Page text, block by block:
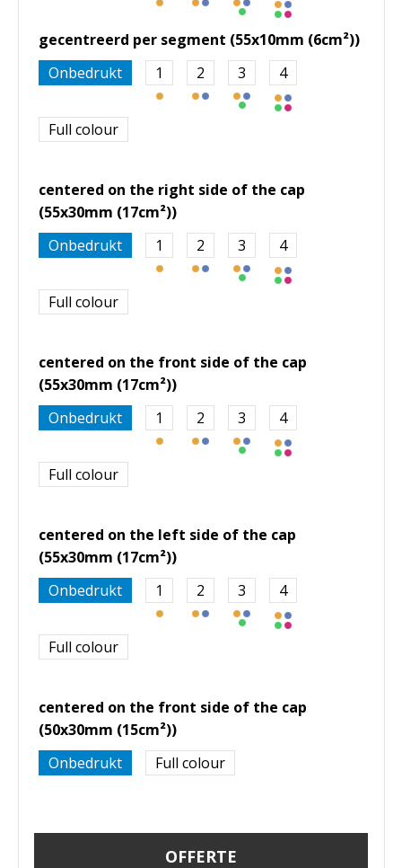
gecentreerd per segment (55x10mm (6cm²))
Onbedrukt
1 2 3 4
Full colour
centered on the right side of the cap
(55x30mm (17cm²))
Onbedrukt
1 2 3 4
Full colour
centered on the front side of the cap
(55x30mm (17cm²))
Onbedrukt
1 2 3 4
Full colour
centered on the left side of the cap
(55x30mm (17cm²))
Onbedrukt
1 2 3 4
Full colour
centered on the front side of the cap
(50x30mm (15cm²))
Onbedrukt
Full colour
OFFERTE